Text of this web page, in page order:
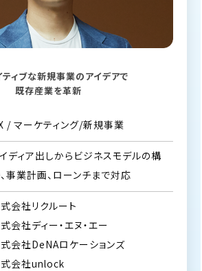
ティブな新規事業のアイデアで
既存産業を革新
/ マーケティング/新規事業
ディア出しからビジネスモデルの構
事業計画、ローンチまで対応
会社リクルート
会社ディー・エヌ・エー
会社DeNAロケーションズ
会社unlock